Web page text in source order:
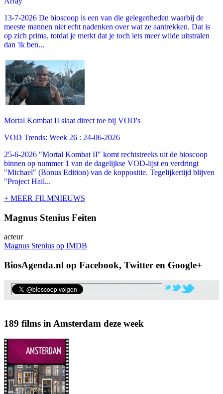
13-7-2026 De bioscoop is een van die gelegenheden waarbij de
meeste mannen niet echt nadenken over wat ze aantrekken. Dat is
op zich prima, totdat je merkt dat je toch iets meer wilde uitstralen
dan 'ik ben...
Mortal Kombat II slaat direct toe bij VOD's
VOD Trends: Week 26 : 24-06-2026
25-6-2026 "Mortal Kombat II" komt rechtstreeks uit de bioscoop
binnen op nummer 1 van de dagelijkse VOD-lijst en verdringt
"Michael" (Bonus Edition) van de koppositie. Tegelijkertijd blijven
"Project Hail...
+ MEER FILMNIEUWS
Magnus Stenius Feiten
acteur
Magnus Stenius op IMDB
BiosAgenda.nl op Facebook, Twitter en Google+
189 films in Amsterdam deze week